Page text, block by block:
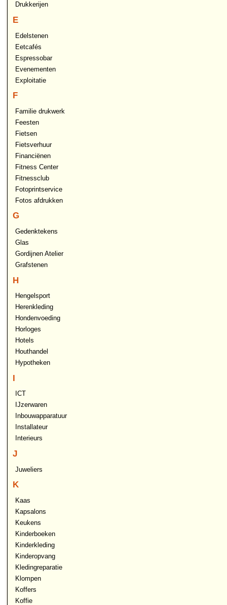
Drukkerijen
E
Edelstenen
Eetcafés
Espressobar
Evenementen
Exploitatie
F
Familie drukwerk
Feesten
Fietsen
Fietsverhuur
Financiënen
Fitness Center
Fitnessclub
Fotoprintservice
Fotos afdrukken
G
Gedenktekens
Glas
Gordijnen Atelier
Grafstenen
H
Hengelsport
Herenkleding
Hondenvoeding
Horloges
Hotels
Houthandel
Hypotheken
I
ICT
IJzerwaren
Inbouwapparatuur
Installateur
Interieurs
J
Juweliers
K
Kaas
Kapsalons
Keukens
Kinderboeken
Kinderkleding
Kinderopvang
Kledingreparatie
Klompen
Koffers
Koffie